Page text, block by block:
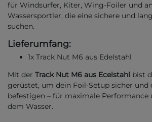
für Windsurfer, Kiter, Wing-Foiler und
Wassersportler, die eine sichere und
suchen.
Lieferumfang:
1x Track Nut M6 aus Edelstahl
Mit der Track Nut M6 aus Ecelstahl bist
gerüstet, um dein Foil-Setup sicher und
befestigen – für maximale Performance
dem Wasser.